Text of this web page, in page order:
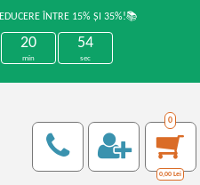
ÎNTRE 15% ȘI 35%!📚
20
min
54
sec
0
0,00 Lei